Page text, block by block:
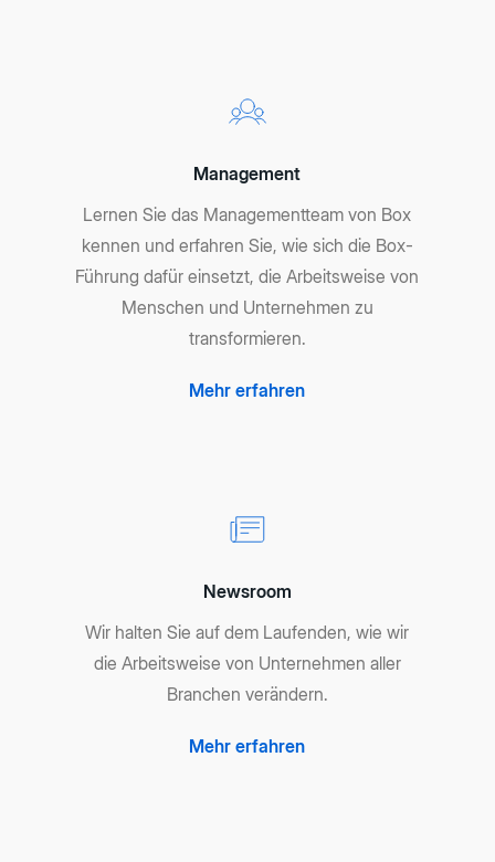
Management
Lernen Sie das Managementteam von Box
kennen und erfahren Sie, wie sich die Box-
Führung dafür einsetzt, die Arbeitsweise von
Menschen und Unternehmen zu
transformieren.
Mehr erfahren
Newsroom
Wir halten Sie auf dem Laufenden, wie wir
die Arbeitsweise von Unternehmen aller
Branchen verändern.
Mehr erfahren